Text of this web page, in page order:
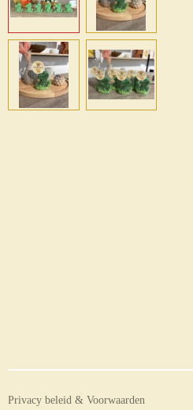
Privacy beleid & Voorwaarden